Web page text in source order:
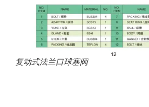
复动式法兰口球塞阀